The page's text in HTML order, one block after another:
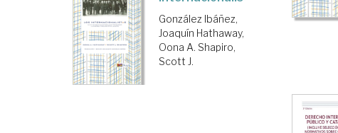
González Ibáñez,
Joaquín Hathaway,
Oona A. Shapiro,
Scott J.